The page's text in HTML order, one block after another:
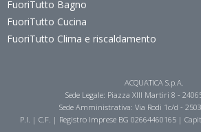
FuoriTutto Bagno
FuoriTutto Cucina
FuoriTutto Clima e riscaldamento
ACQUATICA S.p.A.
Sede Legale: Piazza XIII Martiri 8 -
Sede Amministrativa: Via Rodi 1c/d -
P.I. | C.F. | Registro Imprese BG 02664460165 |